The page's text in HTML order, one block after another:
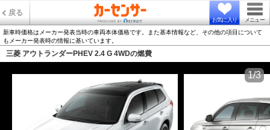
戻る
お気に入り メニュー
新車時価格はメーカー発表当時の車両本体価格です。また基本情報など、その他の項目について
もメーカー発表時の情報に基いています。
三菱 アウトランダーPHEV 2.4 G 4WDの燃費
1/3